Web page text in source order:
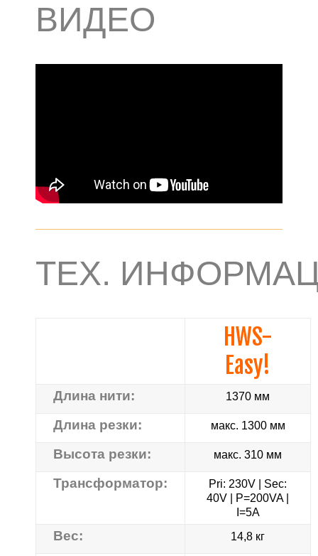
ВИДЕО
ТЕХ.
HWS-
Easy!
Длина нити: 1370 мм
Длина резки: макс. 1300 мм
Высота резки: макс. 310 мм
Трансформатор:
Pri: 230V | Sec:
40V | P=200VA |
I=5A
Вес: 14,8 кг